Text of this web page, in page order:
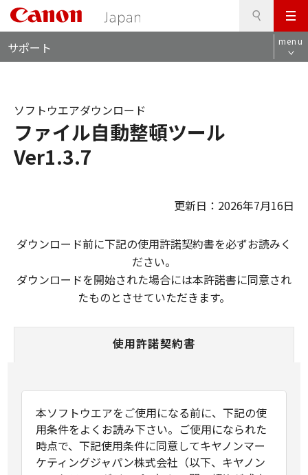
メ
ニ
ュ
サポート menu
ファイル自動整頓ツール
Ver1.3.7
ソフトウエアダウンロード
更新日：2026年7月16日
ダウンロード前に下記の使用許諾契約書を必ずお読みく
ださい。
ダウンロードを開始された場合には本許諾書に同意され
たものとさせていただきます。
使用許諾契約書
本ソフトウエアをご使用になる前に、下記の使
用条件をよくお読み下さい。ご使用になられた
時点で、下記使用条件に同意してキヤノンマー
ケティングジャパン株式会社（以下、キヤノン